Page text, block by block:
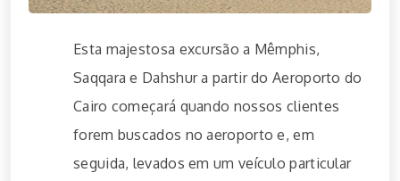
Esta majestosa excursão a Mêmphis,
Saqqara e Dahshur a partir do Aeroporto do
Cairo começará quando nossos clientes
forem buscados no aeroporto e, em
seguida, levados em um veículo particular